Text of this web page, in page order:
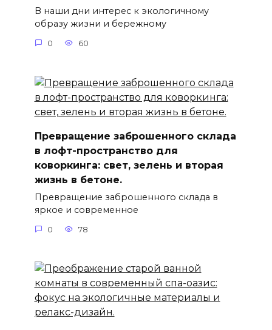
В наши дни интерес к экологичному
образу жизни и бережному
0 60
Превращение заброшенного склада
в лофт-пространство для
коворкинга: свет, зелень и вторая
жизнь в бетоне.
Превращение заброшенного склада в
яркое и современное
0 78